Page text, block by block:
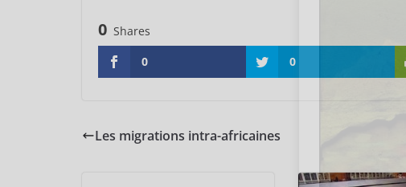
0 Shares
0
0
Les migrations intra-africaines